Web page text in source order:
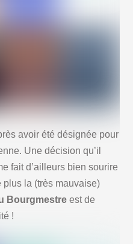
avoir été désignée pour
Une décision qu’il
fait d’ailleurs bien sourire
plus la (très mauvaise)
Bourgmestre est de
!